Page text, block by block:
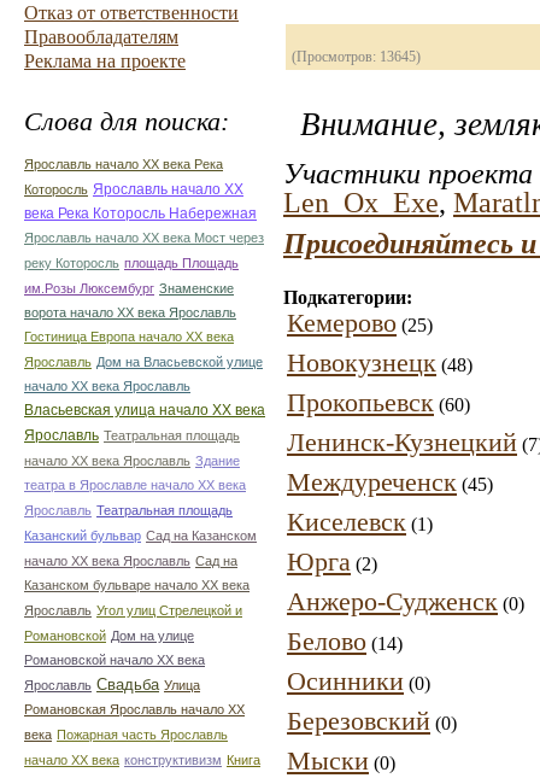
Отказ от ответственности
Правообладателям
Реклама на проекте
Слова для поиска:
Ярославль начало ХХ века Река
Которосль Ярославль начало ХХ
века Река Которосль Набережная
Ярославль начало ХХ века Мост через
реку Которосль площадь Площадь
им.Розы Люксембург Знаменские
ворота начало ХХ века Ярославль
Гостиница Европа начало ХХ века
Ярославль Дом на Власьевской улице
начало ХХ века Ярославль
Власьевская улица начало ХХ века
Ярославль Театральная площадь
начало ХХ века Ярославль Здание
театра в Ярославле начало ХХ века
Ярославль Театральная площадь
Казанский бульвар Сад на Казанском
начало ХХ века Ярославль Сад на
Казанском бульваре начало ХХ века
Ярославль Угол улиц Стрелецкой и
Романовской Дом на улице
Романовской начало ХХ века
Ярославль Свадьба Улица
Романовская Ярославль начало ХХ
века Пожарная часть Ярославль
начало ХХ века конструктивизм Книга
(Просмотров: 13645)
Внимание,
Участники проекта
Len_Ox_Exe,
Присоединяйтесь
Подкатегории:
Кемерово (25)
Новокузнецк (48)
Прокопьевск (60)
Ленинск-Кузнецкий
Междуреченск (45)
Киселевск (1)
Юрга (2)
Анжеро-Судженск (0)
Белово (14)
Осинники (0)
Березовский (0)
Мыски (0)